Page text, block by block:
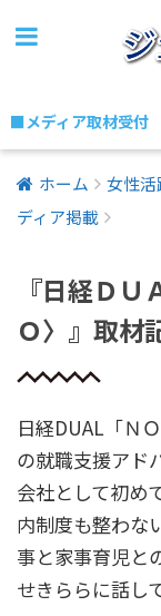
■メディア取材受付
ホーム 女性
ディア掲載
『日経Ｄ
Ｏ〉』取材
日経DUAL「Ｎ
の就職支援アド
会社として初め
内制度も整わな
事と家事育児と
せきららに話し